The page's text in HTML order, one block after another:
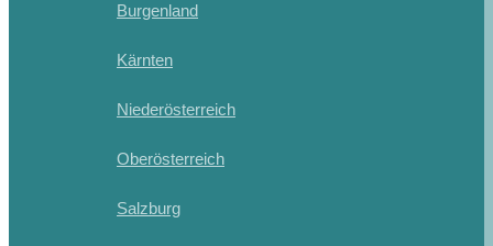
Burgenland
Kärnten
Niederösterreich
Oberösterreich
Salzburg